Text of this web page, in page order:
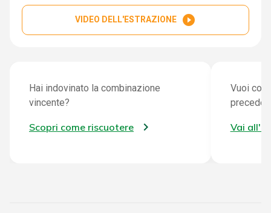
VIDEO DELL'ESTRAZIONE play_circle_filled
Hai indovinato la combinazione
vincente?
Scopri come riscuotere
Vuoi
Vai